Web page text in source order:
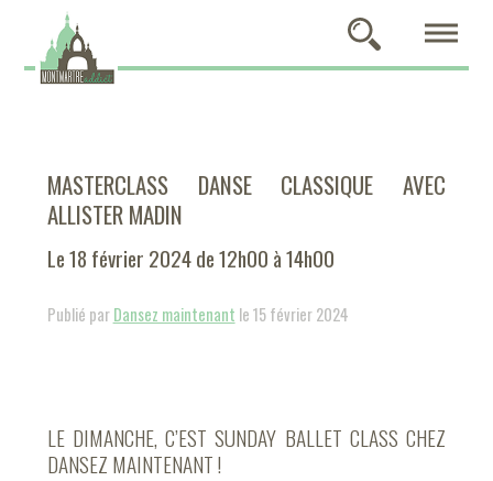
MASTERCLASS DANSE CLASSIQUE AVEC
ALLISTER MADIN
Le 18 février 2024 de 12h00 à 14h00
Publié parDansez maintenant le 15 février 2024
LE DIMANCHE, C’EST SUNDAY BALLET CLASS CHEZ
DANSEZ MAINTENANT !